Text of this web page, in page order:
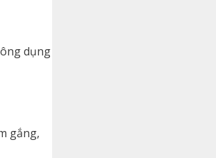
dụng
gắng,